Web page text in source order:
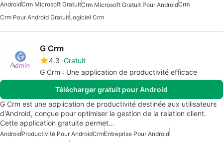
AndroidCrm Microsoft GratuitCrm Microsoft Gratuit Pour AndroidCrm
Crm Pour Android GratuitLogiciel Crm
G Crm
4.3 Gratuit
G Crm : Une application de productivité efficace
Télécharger gratuit pour Android
G Crm est une application de productivité destinée aux utilisateurs
d'Android, conçue pour optimiser la gestion de la relation client.
Cette application gratuite permet…
AndroidProductivité Pour AndroidCrmEntreprise Pour Android